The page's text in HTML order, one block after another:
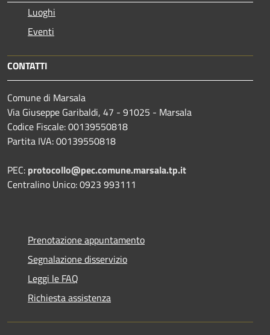
Luoghi
Eventi
CONTATTI
Comune di Marsala
Via Giuseppe Garibaldi, 47 - 91025 - Marsala
Codice Fiscale: 00139550818
Partita IVA: 00139550818
PEC: protocollo@pec.comune.marsala.tp.it
Centralino Unico: 0923 993111
Prenotazione appuntamento
Segnalazione disservizio
Leggi le FAQ
Richiesta assistenza